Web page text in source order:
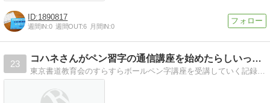
1890817
週間IN:0 週間OUT:6 月間IN:0
23
コハネさんがペン習字の通信講座を始めたらしいってさ
東京書道教育会のすらすらボールペン字講座を受講していく記録ですよ。